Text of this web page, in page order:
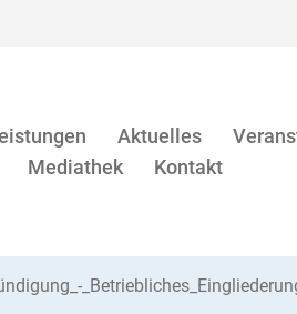
Aktuelles
Mediathek
Kontakt